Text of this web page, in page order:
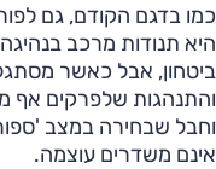
כמו בדגם הקודם, גם
היא תנודות מרכב
ביטחון, אבל כאשר
והתנהגות שלפרקים אף
וחבל שבחירה במצב
אינם משדרים עוצמה.